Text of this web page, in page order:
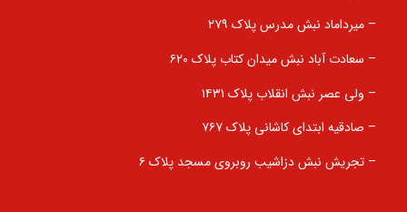
– میرداماد نبش مدرس پلاک ۲۷۹
– سعادت آباد نبش میدان کتاب پلاک ۶۲۰
– ولی عصر نبش انقلاب پلاک ۱۴۳۱
– صادقیه ابتدای کاشانی پلاک ۷۶۷
– تجریش نبش دزاشیب روبروی مسجد پلاک ۶